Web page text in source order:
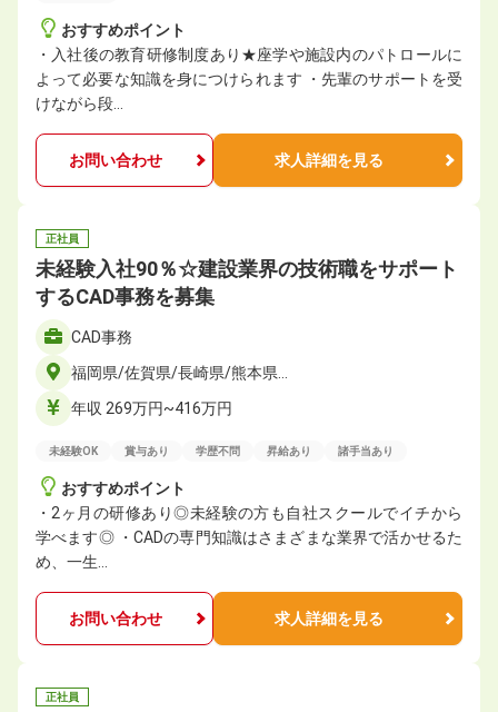
おすすめポイント
・入社後の教育研修制度あり★座学や施設内のパトロールに
よって必要な知識を身につけられます ・先輩のサポートを受
けながら段…
お問い合わせ 求人詳細を見る
正社員
未経験入社90％☆建設業界の技術職をサポート
するCAD事務を募集
CAD事務
福岡県/佐賀県/長崎県/熊本県…
年収 269万円~416万円
未経験OK 賞与あり 学歴不問 昇給あり 諸手当あり
おすすめポイント
・2ヶ月の研修あり◎未経験の方も自社スクールでイチから
学べます◎ ・CADの専門知識はさまざまな業界で活かせるた
め、一生…
お問い合わせ 求人詳細を見る
正社員